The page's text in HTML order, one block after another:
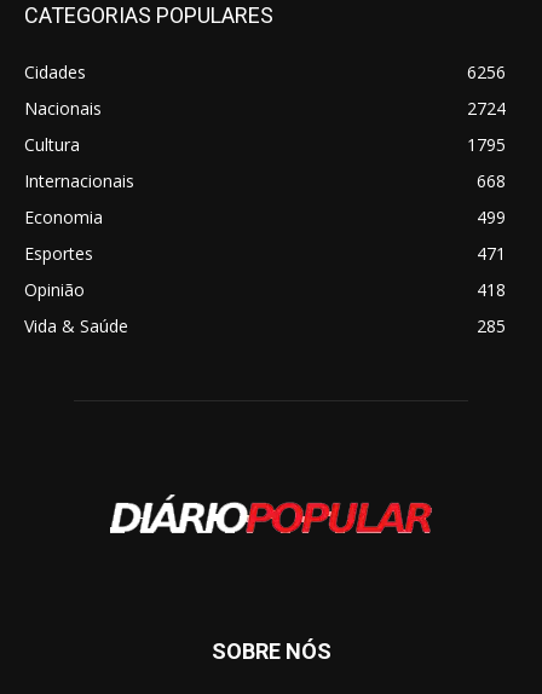
CATEGORIAS POPULARES
Cidades
6256
Nacionais
2724
Cultura
1795
Internacionais
668
Economia
499
Esportes
471
Opinião
418
Vida & Saúde
285
SOBRE NÓS